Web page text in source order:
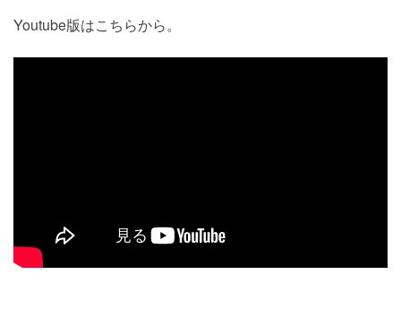
Youtube版はこちらから。